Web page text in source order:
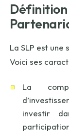
Définition
La SLP est une
Voici ses
La
investir